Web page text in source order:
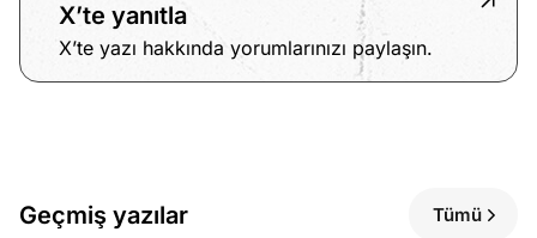
X’te yanıtla
X’te yazı hakkında yorumlarınızı paylaşın.
Geçmiş yazılar Tümü